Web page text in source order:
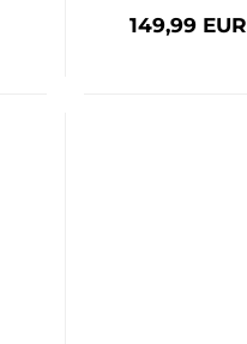
149,99 EUR